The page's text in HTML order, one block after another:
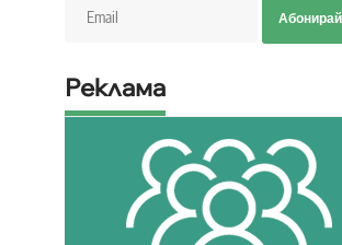
Реклама